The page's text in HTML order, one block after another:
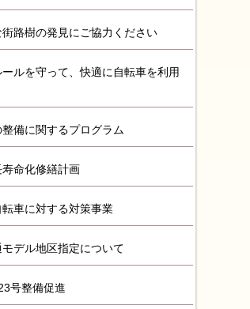
路樹の発見にご協力ください
ルを守って、快適に自転車を利用
備に関するプログラム
命化修繕計画
車に対する対策事業
デル地区指定について
号整備促進